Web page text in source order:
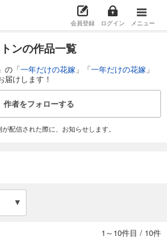
会員登録 ログイン メニュー
ンの作品一覧
の「一年だけの花嫁 」「一年だけの花嫁 」
けします！
作者をフォローする
配信された際に、お知らせします。
1～10件目 / 10件